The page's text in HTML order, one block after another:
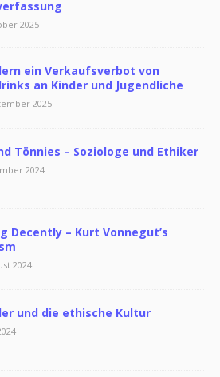
2025
ein Verkaufsverbot von
an Kinder und Jugendliche
2025
Tönnies – Soziologe und Ethiker
2024
Decently – Kurt Vonnegut’s
2024
und die ethische Kultur